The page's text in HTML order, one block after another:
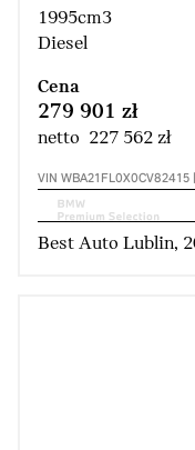
1995cm3
Diesel
Cena
279 901 zł
netto 227 562 zł
VIN
Best Auto Lublin,